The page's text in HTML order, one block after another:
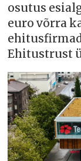
osutus
euro võrra
Ehitustrust